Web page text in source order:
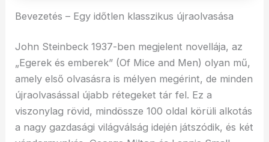
Bevezetés – Egy időtlen klasszikus újraolvasása
John Steinbeck 1937-ben megjelent novellája, az
„Egerek és emberek” (Of Mice and Men) olyan mű,
amely első olvasásra is mélyen megérint, de minden
újraolvasással újabb rétegeket tár fel. Ez a
viszonylag rövid, mindössze 100 oldal körüli alkotás
a nagy gazdasági világválság idején játszódik, és két